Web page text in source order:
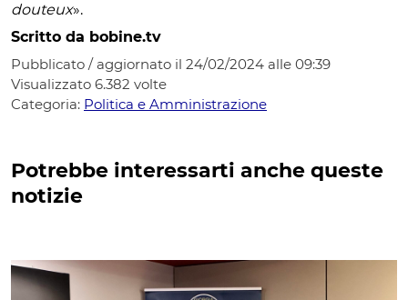
douteux».
Scritto da bobine.tv
Pubblicato / aggiornato il 24/02/2024 alle 09:39
Visualizzato 6.382 volte
Categoria: Politica e Amministrazione
Potrebbe interessarti anche queste
notizie